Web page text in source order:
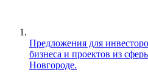
Предложения для
бизнеса и проектов из
Новгороде.